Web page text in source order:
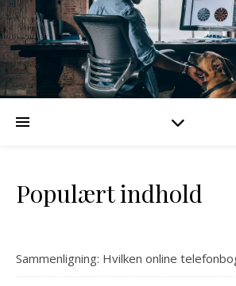
Populært indhold
Sammenligning: Hvilken online